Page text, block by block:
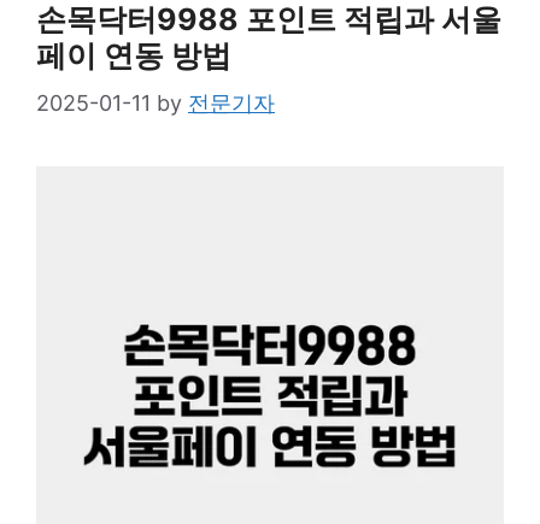
손목닥터9988 포인트 적립과 서울
페이 연동 방법
2025-01-11 by 전문기자